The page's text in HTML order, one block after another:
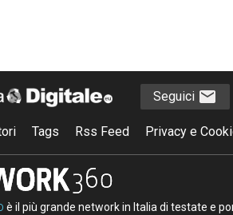
Seguici
Tags Rss Feed Privacy e
è il più grande network in Italia di testate e